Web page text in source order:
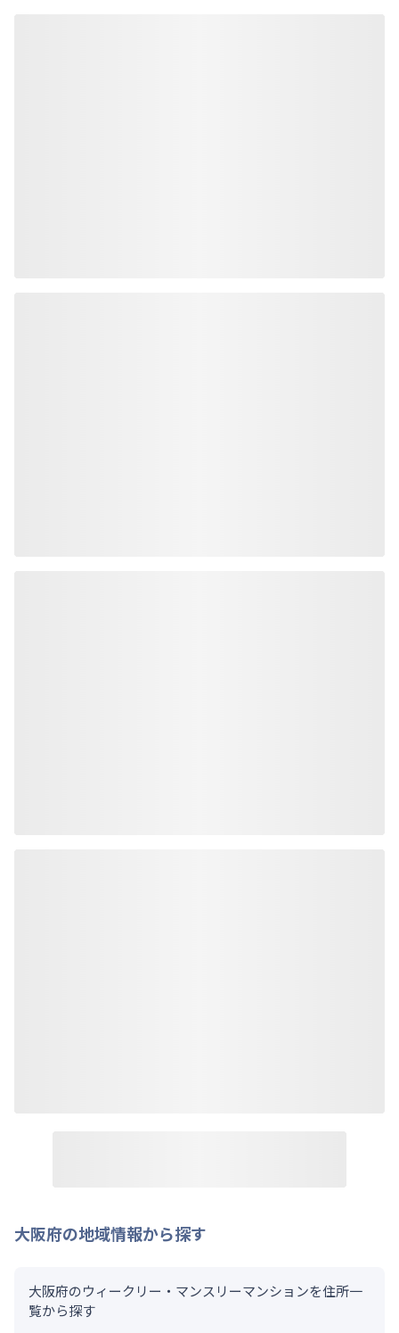
大阪府の地域情報から探す
大阪府のウィークリー・マンスリーマンションを住所一
覧から探す